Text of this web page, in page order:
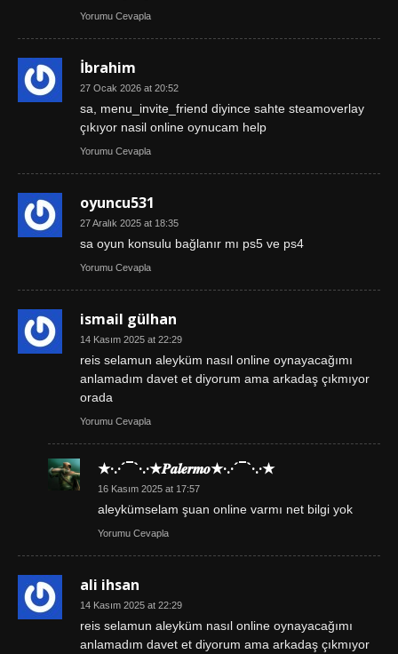
Yorumu Cevapla
İbrahim
27 Ocak 2026 at 20:52
sa, menu_invite_friend diyince sahte steamoverlay
çıkıyor nasil online oynucam help
Yorumu Cevapla
oyuncu531
27 Aralık 2025 at 18:35
sa oyun konsulu bağlanır mı ps5 ve ps4
Yorumu Cevapla
ismail gülhan
14 Kasım 2025 at 22:29
reis selamun aleyküm nasıl online oynayacağımı
anlamadım davet et diyorum ama arkadaş çıkmıyor
orada
Yorumu Cevapla
★·.·´¯`·.·★𝑷𝒂𝒍𝒆𝒓𝒎𝒐★·.·´¯`·.·★
16 Kasım 2025 at 17:57
aleykümselam şuan online varmı net bilgi yok
Yorumu Cevapla
ali ihsan
14 Kasım 2025 at 22:29
reis selamun aleyküm nasıl online oynayacağımı
anlamadım davet et diyorum ama arkadaş çıkmıyor